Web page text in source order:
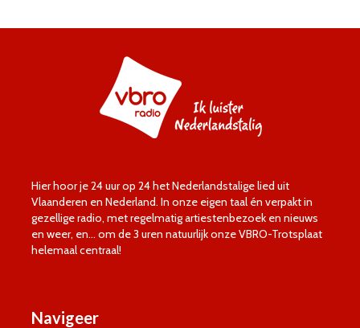
Hier hoor je 24 uur op 24 het Nederlandstalige lied uit
Vlaanderen en Nederland. In onze eigen taal én verpakt in
gezellige radio, met regelmatig artiestenbezoek en nieuws
en weer, en… om de 3 uren natuurlijk onze VBRO-Trotsplaat
helemaal centraal!
Navigeer